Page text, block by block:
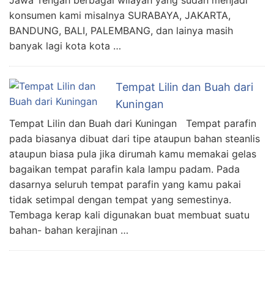
konsumen kami misalnya SURABAYA, JAKARTA,
BANDUNG, BALI, PALEMBANG, dan lainya masih
banyak lagi kota kota …
Tempat Lilin dan Buah dari
Kuningan
Tempat Lilin dan Buah dari Kuningan Tempat parafin
pada biasanya dibuat dari tipe ataupun bahan steanlis
ataupun biasa pula jika dirumah kamu memakai gelas
bagaikan tempat parafin kala lampu padam. Pada
dasarnya seluruh tempat parafin yang kamu pakai
tidak setimpal dengan tempat yang semestinya.
Tembaga kerap kali digunakan buat membuat suatu
bahan- bahan kerajinan …